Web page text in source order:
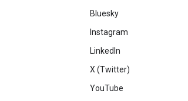
Bluesky
Instagram
LinkedIn
X (Twitter)
YouTube